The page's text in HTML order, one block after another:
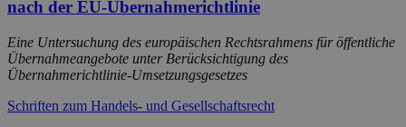
nach der EU-Übernahmerichtlinie
Eine Untersuchung des europäischen Rechtsrahmens für öffentliche
Übernahmeangebote unter Berücksichtigung des
Übernahmerichtlinie-Umsetzungsgesetzes
Schriften zum Handels- und Gesellschaftsrecht